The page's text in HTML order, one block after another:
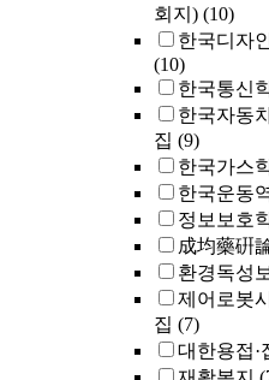
회지) (10)
한국디자
(10)
한국통신
한국자동
집 (9)
한국가스
한국운동
정보보호
成均藥硏
환경독성
제어로봇
집 (7)
대한용접·